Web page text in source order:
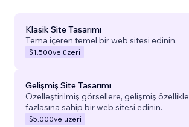
Klasik Site Tasarımı
Tema içeren temel bir web sitesi edinin.
$1.500ve üzeri
Gelişmiş Site Tasarımı
Özelleştirilmiş görsellere, gelişmiş
fazlasına sahip bir web sitesi edinin.
$5.000ve üzeri